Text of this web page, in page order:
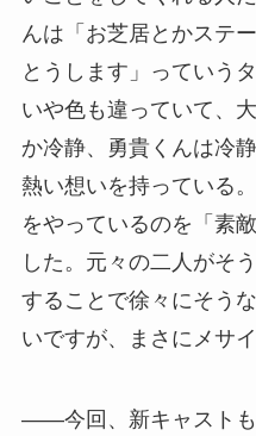
んは「お芝居とかステ
とうします」っていう
いや色も違っていて、
か冷静、勇貴くんは冷
熱い想いを持っている
をやっているのを「素
した。元々の二人がそ
することで徐々にそう
いですが、まさにメサ
――今回、新キャストも